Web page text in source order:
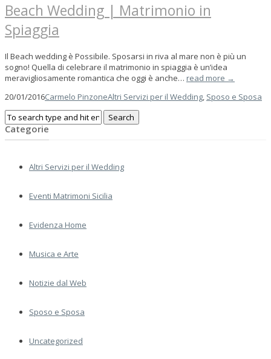
Beach Wedding | Matrimonio in
Spiaggia
Il Beach wedding è Possibile. Sposarsi in riva al mare non è più un
sogno! Quella di celebrare il matrimonio in spiaggia è un’idea
meravigliosamente romantica che oggi è anche… read more →
20/01/2016Carmelo PinzoneAltri Servizi per il Wedding, Sposo e Sposa
Categorie
Altri Servizi per il Wedding
Eventi Matrimoni Sicilia
Evidenza Home
Musica e Arte
Notizie dal Web
Sposo e Sposa
Uncategorized